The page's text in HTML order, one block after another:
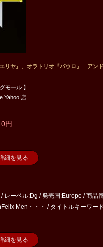
リヤ』、オラトリオ『パウロ』 アン
モール 】
Yahoo!店
円
細を見る
ーベル:Dg / 発売国:Europe / 商品
Men・・・ / タイトルキーワー
細を見る